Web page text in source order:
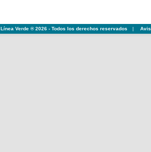
Línea Verde ® 2026 - Todos los derechos reservados |